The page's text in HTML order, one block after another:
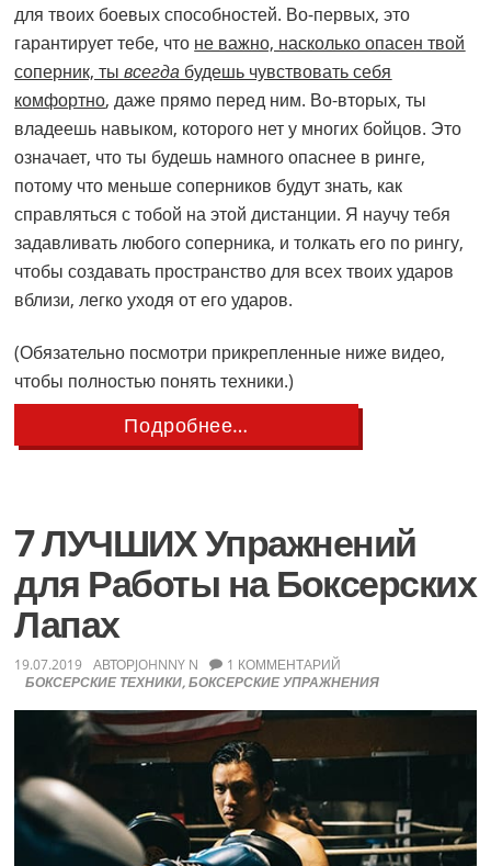
для твоих боевых способностей. Во-первых, это
гарантирует тебе, что не важно, насколько опасен твой
соперник, тывсегда будешь чувствовать себя
комфортно, даже прямо перед ним. Во-вторых, ты
владеешь навыком, которого нет у многих бойцов. Это
означает, что ты будешь намного опаснее в ринге,
потому что меньше соперников будут знать, как
справляться с тобой на этой дистанции. Я научу тебя
задавливать любого соперника, и толкать его по рингу,
чтобы создавать пространство для всех твоих ударов
вблизи, легко уходя от его ударов.
(Обязательно посмотри прикрепленные ниже видео,
чтобы полностью понять техники.)
Подробнее…
Руководство
7 ЛУЧШИХ Упражнений
для Работы на Боксерских
Лапах
19.07.2019 АВТОРJOHNNY N
БОКСЕРСКИЕ ТЕХНИКИ,БОКСЕРСКИЕ УПРАЖНЕНИЯ
1 КОММЕНТАРИЙ